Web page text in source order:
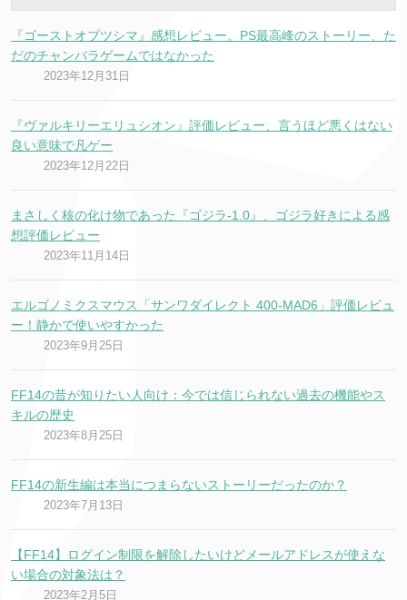
『ゴーストオブツシマ』感想レビュー。PS最高峰のストーリー、た
だのチャンバラゲームではなかった
2023年12月31日
『ヴァルキリーエリュシオン』評価レビュー、言うほど悪くはない
良い意味で凡ゲー
2023年12月22日
まさしく核の化け物であった『ゴジラ-1.0』、ゴジラ好きによる感
想評価レビュー
2023年11月14日
エルゴノミクスマウス「サンワダイレクト 400-MAD6」評価レビュ
ー！静かで使いやすかった
2023年9月25日
FF14の昔が知りたい人向け：今では信じられない過去の機能やス
キルの歴史
2023年8月25日
FF14の新生編は本当につまらないストーリーだったのか？
2023年7月13日
【FF14】ログイン制限を解除したいけどメールアドレスが使えな
い場合の対象法は？
2023年2月5日